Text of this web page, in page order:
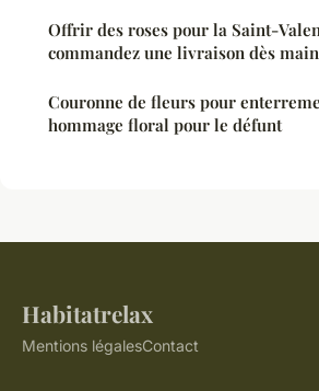
Offrir des roses pour la Saint-
commandez une livraison dès
Couronne de fleurs pour
hommage floral pour le défunt
Habitatrelax
Mentions légalesContact